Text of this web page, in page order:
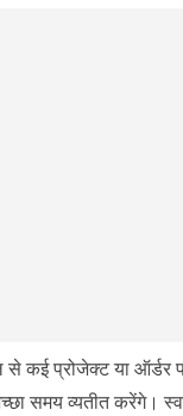
कई प्रोजेक्ट या ऑर्डर
समय व्यतीत करेंगे।